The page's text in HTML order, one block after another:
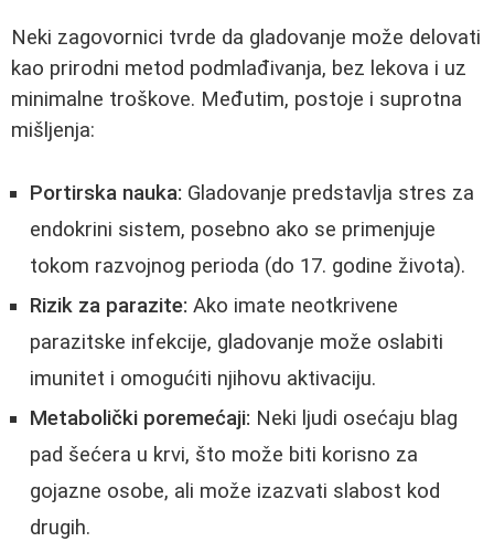
Neki zagovornici tvrde da gladovanje može delovati
kao prirodni metod podmlađivanja, bez lekova i uz
minimalne troškove. Međutim, postoje i suprotna
mišljenja:
Portirska nauka: Gladovanje predstavlja stres za
endokrini sistem, posebno ako se primenjuje
tokom razvojnog perioda (do 17. godine života).
Rizik za parazite: Ako imate neotkrivene
parazitske infekcije, gladovanje može oslabiti
imunitet i omogućiti njihovu aktivaciju.
Metabolički poremećaji: Neki ljudi osećaju blag
pad šećera u krvi, što može biti korisno za
gojazne osobe, ali može izazvati slabost kod
drugih.